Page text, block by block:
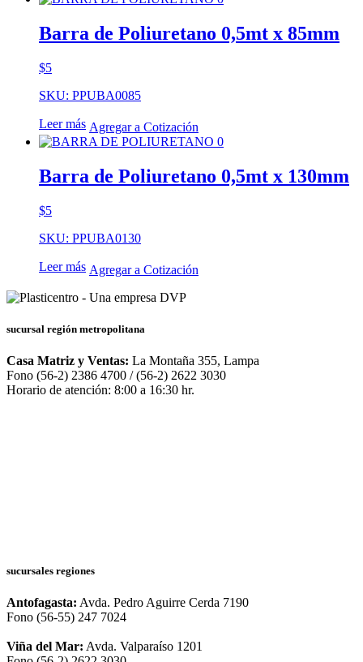
Barra de Poliuretano 0,5mt x 85mm
$5
SKU: PPUBA0085
Leer más Agregar a Cotización
Barra de Poliuretano 0,5mt x 130mm
$5
SKU: PPUBA0130
Leer más Agregar a Cotización
sucursal región metropolitana
Casa Matriz y Ventas: La Montaña 355, Lampa
Fono (56-2) 2386 4700 / (56-2) 2622 3030
Horario de atención: 8:00 a 16:30 hr.
sucursales regiones
Antofagasta: Avda. Pedro Aguirre Cerda 7190
Fono (56-55) 247 7024
Viña del Mar: Avda. Valparaíso 1201